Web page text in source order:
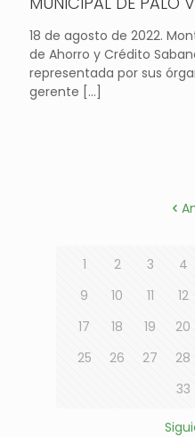
18 de agosto de 2022.
de Ahorro y Crédito
representada por sus
gerente […]
1 2 3 4
9
10 11 12
17
18 19 20
25
26 27 28
33